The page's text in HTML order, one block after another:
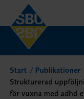
Start Publikationer
Strukturerad
för vuxna med adhd